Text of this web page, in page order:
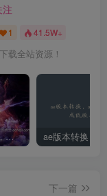
注
1 41.5W+
载全站资源！
ae真人特效视频，大学生第一次做ppt怎么做
下一篇